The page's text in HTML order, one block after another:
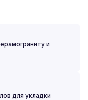
и
для укладки